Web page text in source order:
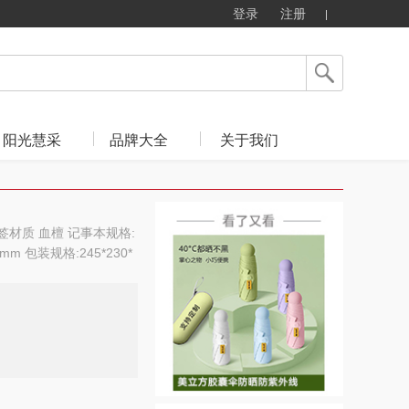
登录 注册
阳光慧采 品牌大全 关于我们
材质 血檀 记事本规格:
包装规格:245*230*